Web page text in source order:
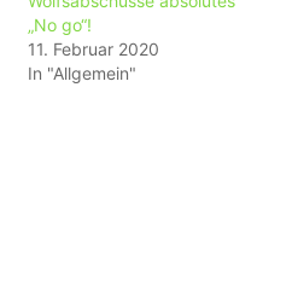
„No go“!
11. Februar 2020
In "Allgemein"